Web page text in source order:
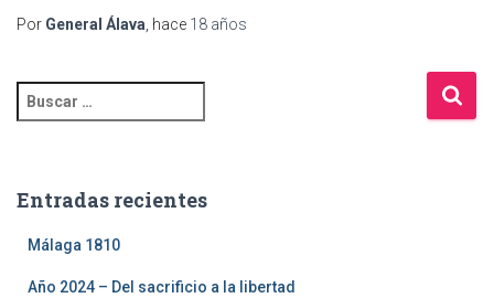
Por General Álava, hace 18 años
Entradas recientes
Málaga 1810
Año 2024 – Del sacrificio a la libertad